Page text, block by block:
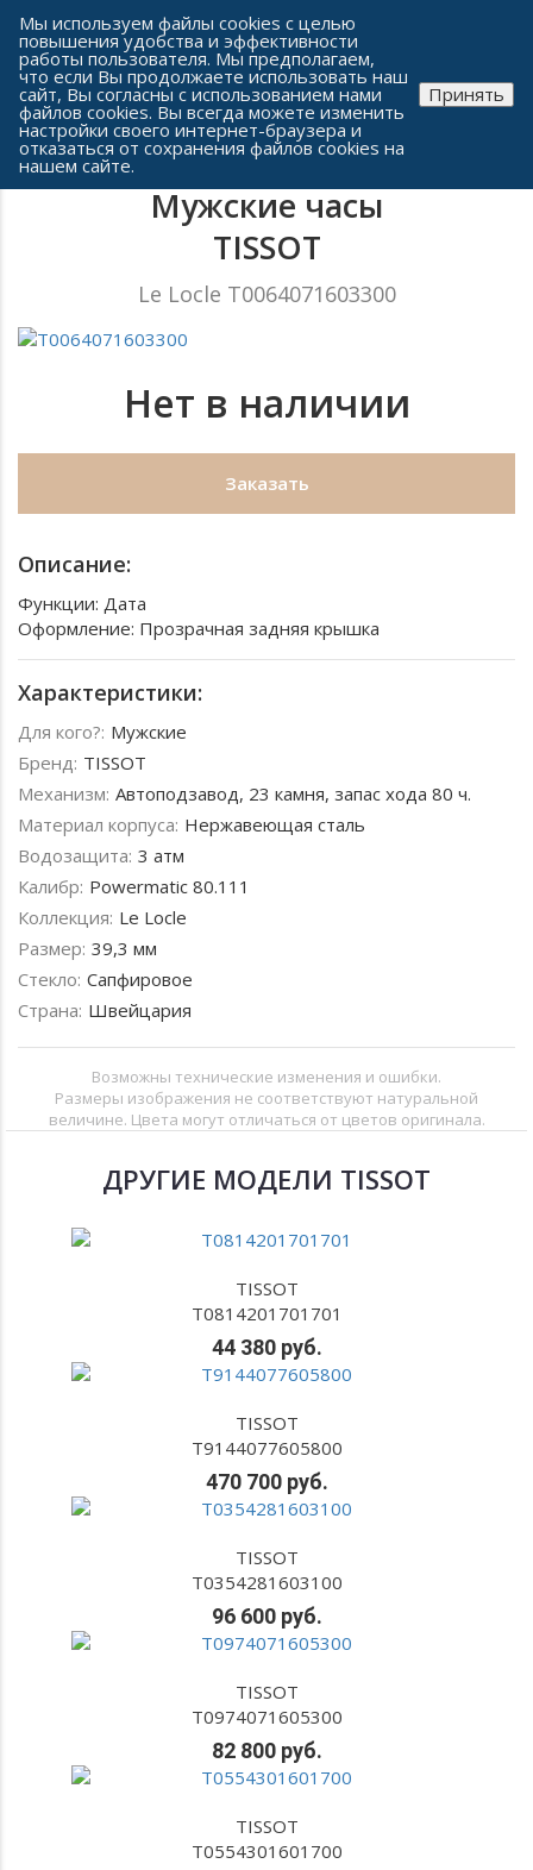
Сеть часовых салонов г. Челябинска
Мужские часы
TISSOT
Le Locle T0064071603300
Нет в наличии
Заказать
Описание:
Функции: Дата
Оформление: Прозрачная задняя крышка
Характеристики:
Для кого?: Мужские
Бренд: TISSOT
Механизм: Автоподзавод, 23 камня, запас хода 80 ч.
Материал корпуса: Нержавеющая сталь
Водозащита: 3 атм
Калибр: Powermatic 80.111
Коллекция: Le Locle
Размер: 39,3 мм
Стекло: Сапфировое
Страна: Швейцария
Возможны технические изменения и ошибки.
Размеры изображения не соответствуют натуральной
величине. Цвета могут отличаться от цветов оригинала.
ДРУГИЕ МОДЕЛИ TISSOT
TISSOT
T0814201701701
44 380 руб.
TISSOT
T9144077605800
470 700 руб.
TISSOT
T0354281603100
96 600 руб.
TISSOT
T0974071605300
82 800 руб.
TISSOT
T0554301601700
Мы используем файлы cookies с целью
повышения удобства и эффективности
работы пользователя. Мы предполагаем,
что если Вы продолжаете использовать наш
сайт, Вы согласны с использованием нами
файлов cookies. Вы всегда можете изменить
настройки своего интернет-браузера и
отказаться от сохранения файлов cookies на
нашем сайте.
Принять